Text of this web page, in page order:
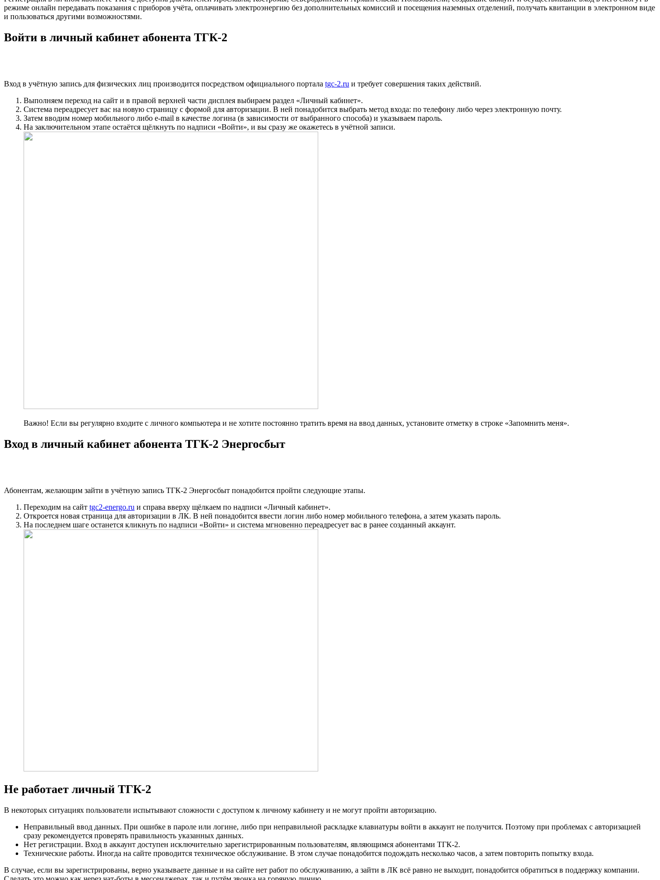
режиме онлайн передавать показания с приборов учёта, оплачивать электроэнергию без дополнительных комиссий и посещения наземных отделений, получать квитанции в электронном виде
и пользоваться другими возможностями.
Войти в личный кабинет абонента ТГК-2
Вход в учётную запись для физических лиц производится посредством официального портала tgc-2.ru и требует совершения таких действий.
Выполняем переход на сайт и в правой верхней части дисплея выбираем раздел «Личный кабинет».
Система переадресует вас на новую страницу с формой для авторизации. В ней понадобится выбрать метод входа: по телефону либо через электронную почту.
Затем вводим номер мобильного либо e-mail в качестве логина (в зависимости от выбранного способа) и указываем пароль.
На заключительном этапе остаётся щёлкнуть по надписи «Войти», и вы сразу же окажетесь в учётной записи.
Важно! Если вы регулярно входите с личного компьютера и не хотите постоянно тратить время на ввод данных, установите отметку в строке «Запомнить меня».
Вход в личный кабинет абонента ТГК-2 Энергосбыт
Абонентам, желающим зайти в учётную запись ТГК-2 Энергосбыт понадобится пройти следующие этапы.
Переходим на сайт tgc2-energo.ru и справа вверху щёлкаем по надписи «Личный кабинет».
Откроется новая страница для авторизации в ЛК. В ней понадобится ввести логин либо номер мобильного телефона, а затем указать пароль.
На последнем шаге останется кликнуть по надписи «Войти» и система мгновенно переадресует вас в ранее созданный аккаунт.
Не работает личный ТГК-2
В некоторых ситуациях пользователи испытывают сложности с доступом к личному кабинету и не могут пройти авторизацию.
Неправильный ввод данных. При ошибке в пароле или логине, либо при неправильной раскладке клавиатуры войти в аккаунт не получится. Поэтому при проблемах с авторизацией
сразу рекомендуется проверять правильность указанных данных.
Нет регистрации. Вход в аккаунт доступен исключительно зарегистрированным пользователям, являющимся абонентами ТГК-2.
Технические работы. Иногда на сайте проводится техническое обслуживание. В этом случае понадобится подождать несколько часов, а затем повторить попытку входа.
В случае, если вы зарегистрированы, верно указываете данные и на сайте нет работ по обслуживанию, а зайти в ЛК всё равно не выходит, понадобится обратиться в поддержку компании.